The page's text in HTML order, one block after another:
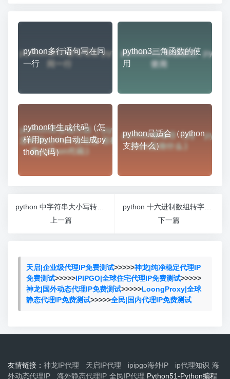
python多行语句写在同
一行
python3三角函数的使
用
python咋生成代码（怎
样用python自动生成py
thon代码）
python最适合（python
支持什么）
上一篇
下一篇
天启|企业级代理IP免费测试>>>>>神龙|纯净稳定代理IP
免费测试>>>>>IPIPGO|全球住宅代理IP免费测试>>>>>
神龙|国外动态代理IP免费测试>>>>>LoongProxy|全球
静态代理IP免费测试>>>>>全民|国内代理IP免费测试
友情链接： 神龙IP代理 天启IP代理 ipipgo海外IP ip代理知识 海
外动态代理IP
海外静态代理IP 全民IP代理 Python51-Python编程